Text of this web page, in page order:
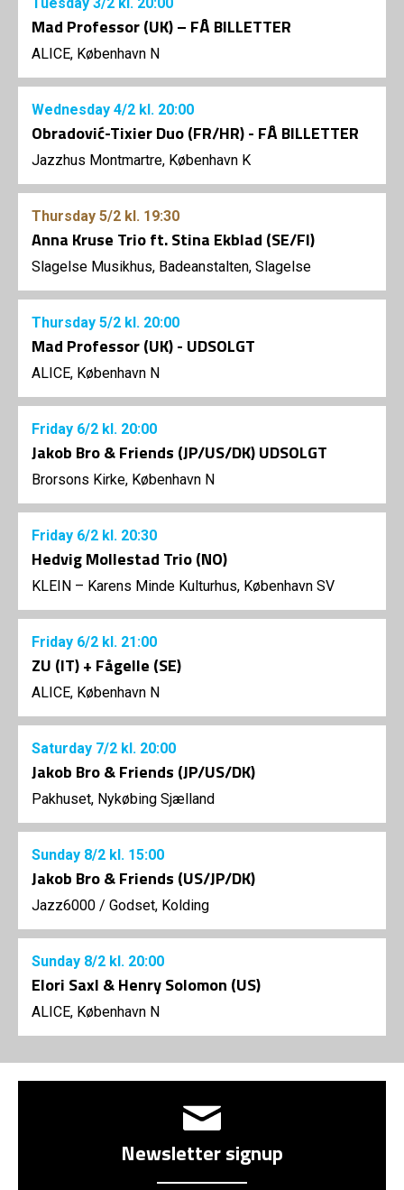
Mad Professor (UK) – FÅ BILLETTER
ALICE, København N
Wednesday 4/2 kl. 20:00
Obradović-Tixier Duo (FR/HR) - FÅ BILLETTER
Jazzhus Montmartre, København K
Thursday 5/2 kl. 19:30
Anna Kruse Trio ft. Stina Ekblad (SE/FI)
Slagelse Musikhus, Badeanstalten, Slagelse
Thursday 5/2 kl. 20:00
Mad Professor (UK) - UDSOLGT
ALICE, København N
Friday 6/2 kl. 20:00
Jakob Bro & Friends (JP/US/DK) UDSOLGT
Brorsons Kirke, København N
Friday 6/2 kl. 20:30
Hedvig Mollestad Trio (NO)
KLEIN – Karens Minde Kulturhus, København SV
Friday 6/2 kl. 21:00
ZU (IT) + Fågelle (SE)
ALICE, København N
Saturday 7/2 kl. 20:00
Jakob Bro & Friends (JP/US/DK)
Pakhuset, Nykøbing Sjælland
Sunday 8/2 kl. 15:00
Jakob Bro & Friends (US/JP/DK)
Jazz6000 / Godset, Kolding
Sunday 8/2 kl. 20:00
Elori Saxl & Henry Solomon (US)
ALICE, København N
Newsletter signup